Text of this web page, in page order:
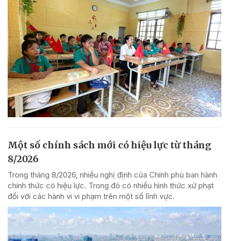
Một số chính sách mới có hiệu lực từ tháng
8/2026
Trong tháng 8/2026, nhiều nghị định của Chính phủ ban hành
chính thức có hiệu lực. Trong đó có nhiều hình thức xử phạt
đối với các hành vi vi phạm trên một số lĩnh vực.